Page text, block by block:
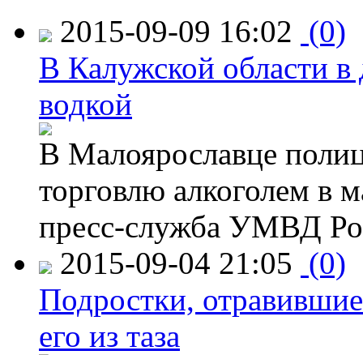
2015-09-09 16:02 (0)
В Калужской области в
водкой
В Малоярославце
торговлю алкоголем в
пресс-служба УМВД
2015-09-04 21:05 (0)
Подростки,
его из таза